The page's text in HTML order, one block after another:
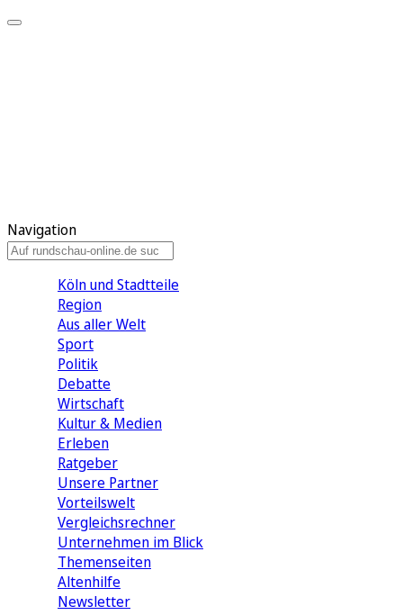
Navigation
Köln und Stadtteile
Region
Aus aller Welt
Sport
Politik
Debatte
Wirtschaft
Kultur & Medien
Erleben
Ratgeber
Unsere Partner
Vorteilswelt
Vergleichsrechner
Unternehmen im Blick
Themenseiten
Altenhilfe
Newsletter